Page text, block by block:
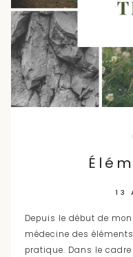
13
Depuis le début de
médecine des
pratique. Dans le